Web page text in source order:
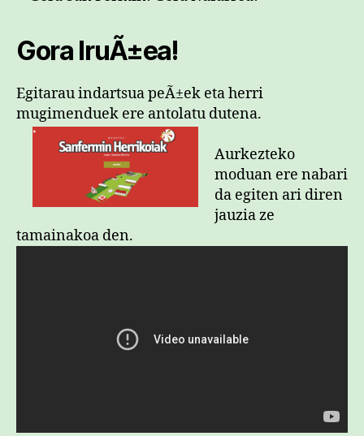
Gora IruÃ±ea!
Egitarau indartsua peÃ±ek eta herri
mugimenduek ere antolatu dutena.
Aurkezteko
moduan ere nabari
da egiten ari diren
jauzia ze
tamainakoa den.